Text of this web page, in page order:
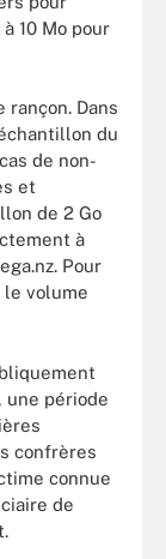
10 Mo pour
Dans
du
de non-
et
de 2 Go
à
Pour
volume
une période
confrères
connue
de